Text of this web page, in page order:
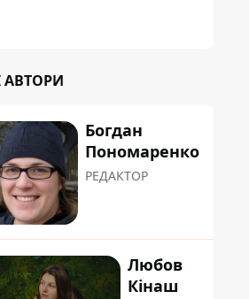
АВТОРИ
Богдан
Пономаренко
РЕДАКТОР
Любов
Кінаш